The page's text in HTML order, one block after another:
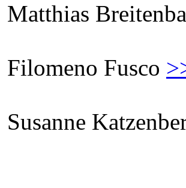
Matthias
Filomeno Fusco
Susanne